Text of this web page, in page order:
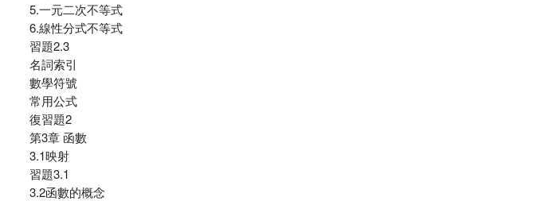
5.一元二次不等式
6.線性分式不等式
習題2.3
名詞索引
數學符號
常用公式
復習題2
第3章 函數
3.1映射
習題3.1
3.2函數的概念